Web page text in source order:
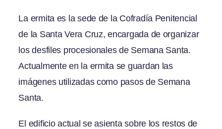
La ermita es la sede de la Cofradía Penitencial
de la Santa Vera Cruz, encargada de organizar
los desfiles procesionales de Semana Santa.
Actualmente en la ermita se guardan las
imágenes utilizadas como pasos de Semana
Santa.
El edificio actual se asienta sobre los restos de